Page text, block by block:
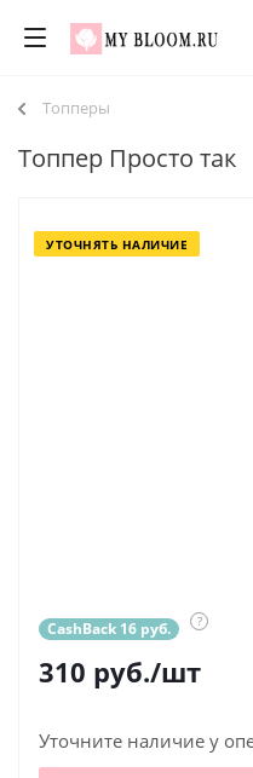
Топперы
Топпер Просто так
УТОЧНЯТЬ НАЛИЧИЕ
CashBack 16 руб. ?
310 руб./шт
Уточните наличие у